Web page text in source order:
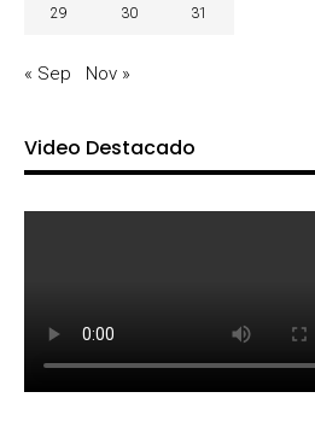
29 30 31
« Sep Nov »
Video Destacado